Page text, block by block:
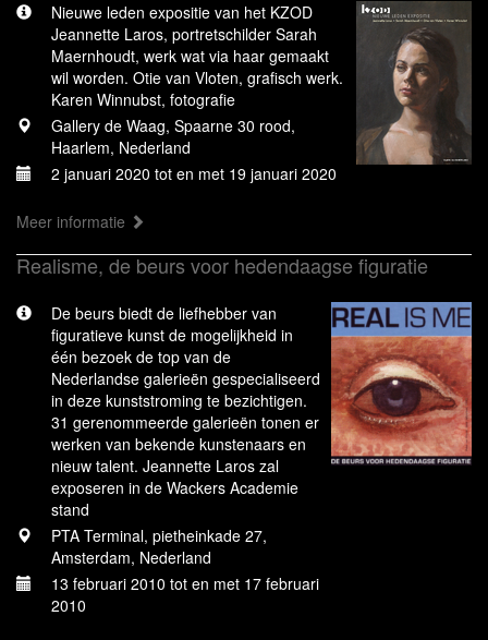
Nieuwe leden expositie van het KZOD
Jeannette Laros, portretschilder Sarah
Maernhoudt, werk wat via haar gemaakt
wil worden. Otie van Vloten, grafisch werk.
Karen Winnubst, fotografie
Gallery de Waag, Spaarne 30 rood,
Haarlem, Nederland
2 januari 2020 tot en met 19 januari 2020
Meer informatie
Realisme, de beurs voor hedendaagse figuratie
De beurs biedt de liefhebber van
figuratieve kunst de mogelijkheid in
één bezoek de top van de
Nederlandse galerieën gespecialiseerd
in deze kunststroming te bezichtigen.
31 gerenommeerde galerieën tonen er
werken van bekende kunstenaars en
nieuw talent. Jeannette Laros zal
exposeren in de Wackers Academie
stand
PTA Terminal, pietheinkade 27,
Amsterdam, Nederland
13 februari 2010 tot en met 17 februari
2010